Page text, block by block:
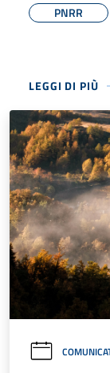
PNRR
LEGGI DI PIÙ